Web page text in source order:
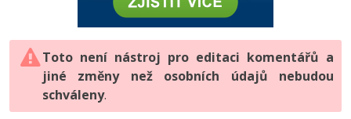
HTML5, CSS3, Bootstrap, SEO
SQL a databáze
Testování a verzování
PHP
JavaScript
Python
Vývojář mobilních aplikací
C# Game developer
-80%
JavaScript -80%
PHP -80%
Digitální gramotnost
Marketing
WordPress
Photoshop -80%
Adobe Illustrator -80%
Adobe Lightroom
Toto není nástroj pro editaci komentářů a
jiné změny než osobních údajů nebudou
schváleny.